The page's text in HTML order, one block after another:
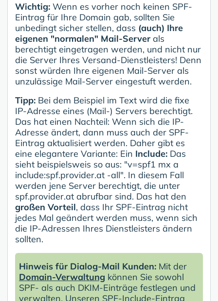
Wichtig: Wenn es vorher noch keinen SPF-
Eintrag für Ihre Domain gab, sollten Sie
unbedingt sicher stellen, dass (auch) Ihre
eigenen "normalen" Mail-Server als
berechtigt eingetragen werden, und nicht nur
die Server Ihres Versand-Dienstleisters! Denn
sonst würden Ihre eigenen Mail-Server als
unzulässige Mail-Server eingestuft werden.
Tipp: Bei dem Beispiel im Text wird die fixe
IP-Adresse eines (Mail-) Servers berechtigt.
Das hat einen Nachteil: Wenn sich die IP-
Adresse ändert, dann muss auch der SPF-
Eintrag aktualisiert werden. Daher gibt es
eine elegantere Variante: Ein Include: Das
sieht beispielsweis so aus: "v=spf1 mx a
include:spf.provider.at -all". In diesem Fall
werden jene Server berechtigt, die unter
spf.provider.at abrufbar sind. Das hat den
großen Vorteil, dass Ihr SPF-Eintrag nicht
jedes Mal geändert werden muss, wenn sich
die IP-Adressen Ihres Dienstleisters ändern
sollten.
Hinweis für Dialog-Mail Kunden:Mit der
Domain-Verwaltung können Sie sowohl
SPF- als auch DKIM-Einträge festlegen und
verwalten. Unseren SPF-Include-Eintrag